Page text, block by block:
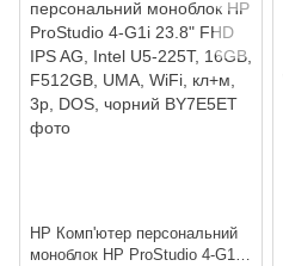
HP Комп'ютер персональний
моноблок HP ProStudio 4-G1i